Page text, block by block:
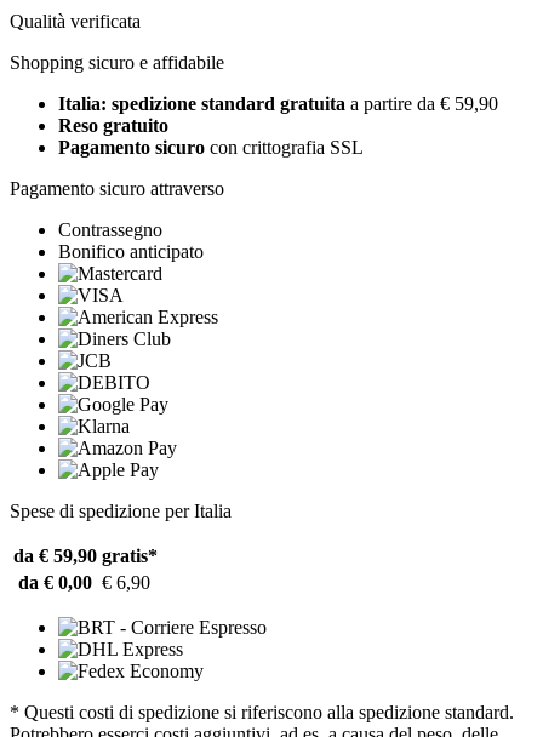
Qualità verificata
Shopping sicuro e affidabile
Italia: spedizione standard gratuita a partire da € 59,90
Reso gratuito
Pagamento sicuro con crittografia SSL
Pagamento sicuro attraverso
Contrassegno
Bonifico anticipato
Spese di spedizione per Italia
da € 59,90 gratis*
da € 0,00 € 6,90
* Questi costi di spedizione si riferiscono alla spedizione standard.